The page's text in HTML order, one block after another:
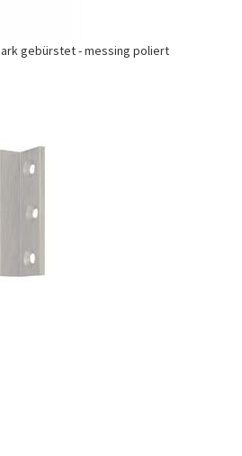
gebürstet - messing poliert